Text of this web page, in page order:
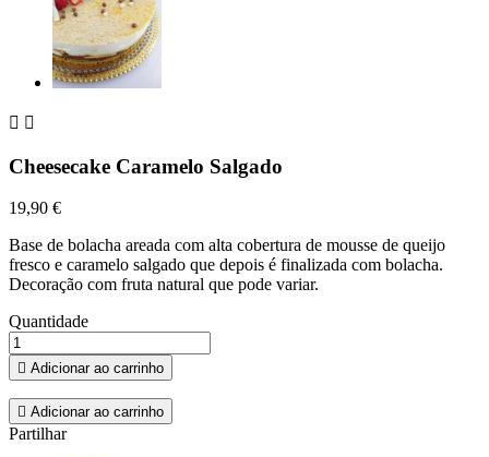
 
Cheesecake Caramelo Salgado
19,90 €
Base de bolacha areada com alta cobertura de mousse de queijo
fresco e caramelo salgado que depois é finalizada com bolacha.
Decoração com fruta natural que pode variar.
Quantidade
 Adicionar ao carrinho
 Adicionar ao carrinho
Partilhar